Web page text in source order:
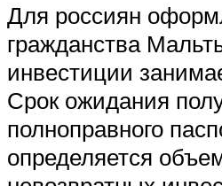
Для россиян
гражданства
инвестиции
Срок ожидания
полноправного
определяется